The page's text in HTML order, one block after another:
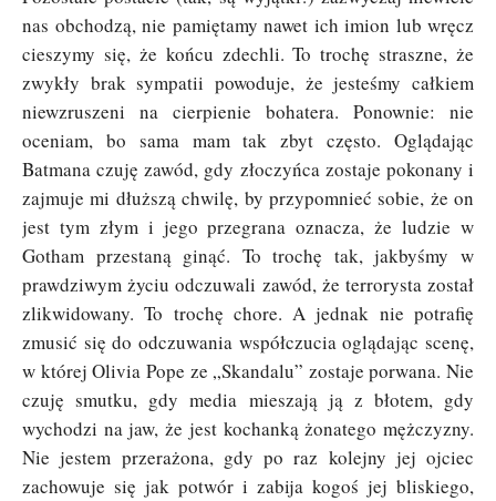
nas obchodzą, nie pamiętamy nawet ich imion lub wręcz
cieszymy się, że końcu zdechli. To trochę straszne, że
zwykły brak sympatii powoduje, że jesteśmy całkiem
niewzruszeni na cierpienie bohatera. Ponownie: nie
oceniam, bo sama mam tak zbyt często. Oglądając
Batmana czuję zawód, gdy złoczyńca zostaje pokonany i
zajmuje mi dłuższą chwilę, by przypomnieć sobie, że on
jest tym złym i jego przegrana oznacza, że ludzie w
Gotham przestaną ginąć. To trochę tak, jakbyśmy w
prawdziwym życiu odczuwali zawód, że terrorysta został
zlikwidowany. To trochę chore. A jednak nie potrafię
zmusić się do odczuwania współczucia oglądając scenę,
w której Olivia Pope ze „Skandalu” zostaje porwana. Nie
czuję smutku, gdy media mieszają ją z błotem, gdy
wychodzi na jaw, że jest kochanką żonatego mężczyzny.
Nie jestem przerażona, gdy po raz kolejny jej ojciec
zachowuje się jak potwór i zabija kogoś jej bliskiego,